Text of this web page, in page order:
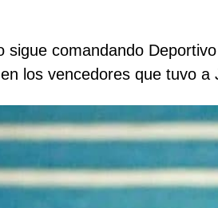
sigue comandando
los vencedores que tuvo